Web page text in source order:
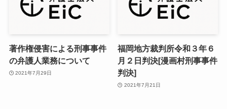
著作権侵害による刑事事件
の弁護人業務について
2021年7月29日
福岡地方裁判所令和３年６
月２日判決[漫画村刑事事件
判決]
2021年7月21日